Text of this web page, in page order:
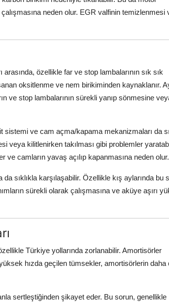
neden olur. EGR valfinin temizlenmesi
arasında, özellikle far ve stop lambalarının sık sık
oksitlenme ve nem birikiminden kaynaklanır.
ve stop lambalarının sürekli yanıp sönmesine
sistemi ve cam açma/kapama mekanizmaları da
veya kilitlenirken takılması gibi problemler
camların yavaş açılıp kapanmasına neden olur.
sıklıkla karşılaşabilir. Özellikle kış aylarında bu
sürekli olarak çalışmasına ve aküye aşırı
Türkiye yollarında zorlanabilir. Amortisörler
hızda geçilen tümsekler, amortisörlerin daha
sertleştiğinden şikayet eder. Bu sorun, genellikle